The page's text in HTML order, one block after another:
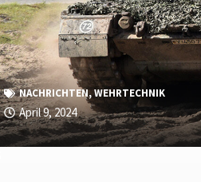
NACHRICHTEN,WEHRTECHNIK
April 9, 2024